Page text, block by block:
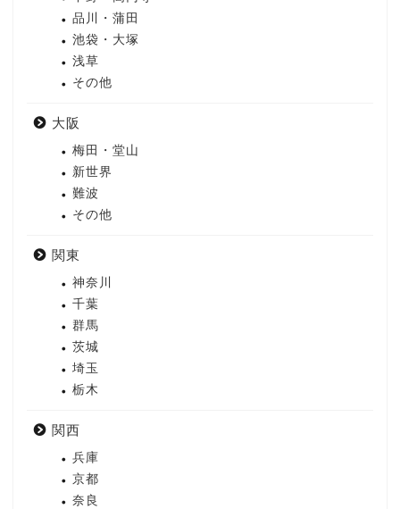
品川・蒲田
池袋・大塚
浅草
その他
大阪
梅田・堂山
新世界
難波
その他
関東
神奈川
千葉
群馬
茨城
埼玉
栃木
関西
兵庫
京都
奈良